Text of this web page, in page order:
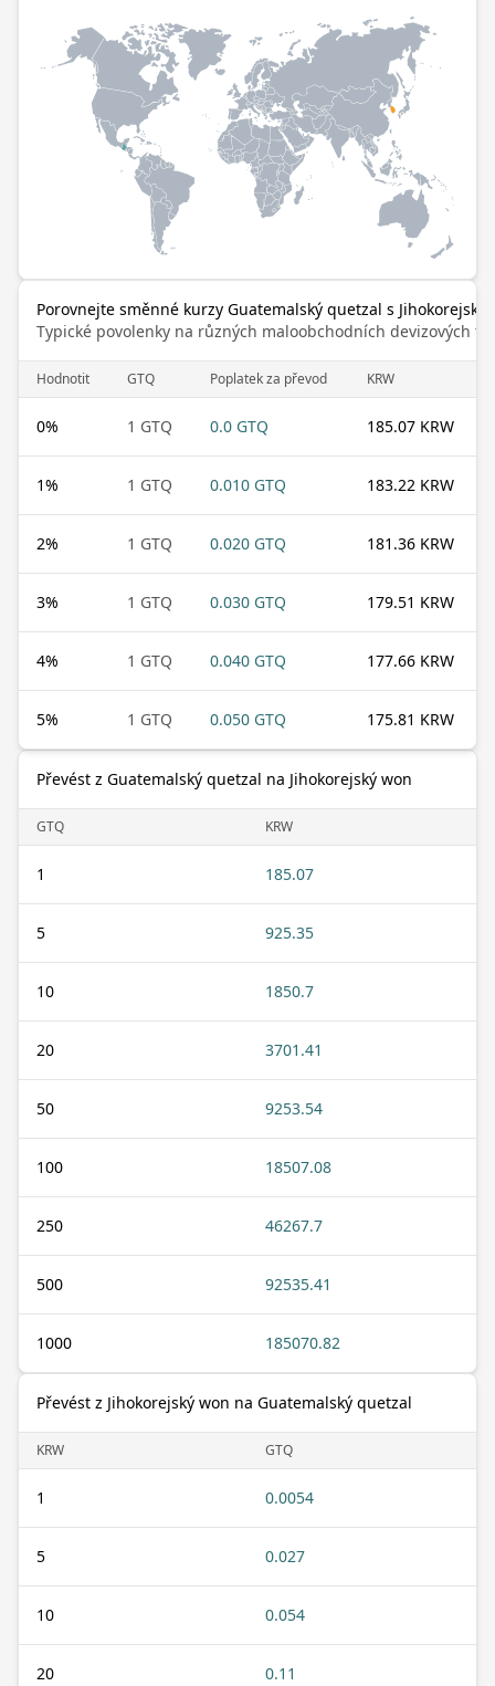
Porovnejte směnné kurzy Guatemalský quetzal s Jihokorejský
Typické povolenky na různých maloobchodních devizových
Hodnotit GTQ Poplatek za převod KRW
0% 1 GTQ 0.0 GTQ 185.07 KRW
1% 1 GTQ 0.010 GTQ 183.22 KRW
2% 1 GTQ 0.020 GTQ 181.36 KRW
3% 1 GTQ 0.030 GTQ 179.51 KRW
4% 1 GTQ 0.040 GTQ 177.66 KRW
5% 1 GTQ 0.050 GTQ 175.81 KRW
Převést z Guatemalský quetzal na Jihokorejský won
GTQ KRW
1 185.07
5 925.35
10 1850.7
20 3701.41
50 9253.54
100 18507.08
250 46267.7
500 92535.41
1000 185070.82
Převést z Jihokorejský won na Guatemalský quetzal
KRW GTQ
1 0.0054
5 0.027
10 0.054
20 0.11